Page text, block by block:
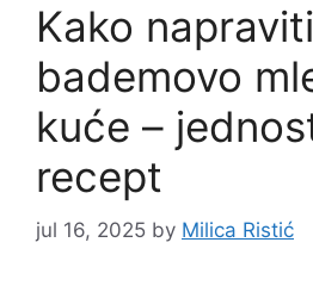
Kako napraviti
bademovo
kuće –
recept
jul 16, 2025 by Milica Ristić